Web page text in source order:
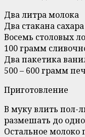
Два литра молока
Два стакана сахара
Восемь столовых
100 грамм
Два пакетика
500 – 600 грамм
Приготовление
В муку влить пол-
размешать до
Остальное молоко